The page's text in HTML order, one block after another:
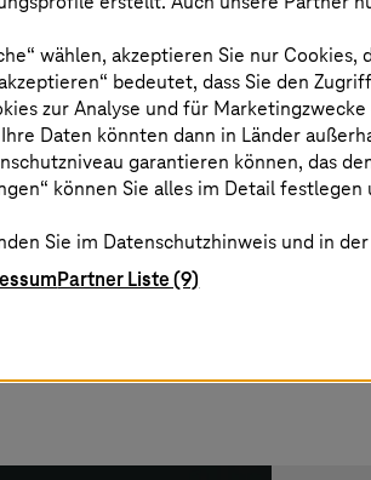
und Datenanalysen
sorgt für laufende
Management
nutzer- und
dank
und Lean-
wählen, akzeptieren Sie nur
bedeutet, dass Sie den
zur Analyse und für
Daten könnten dann in Länder
garantieren können, das
können Sie alles im Detail
Sie im Datenschutzhinweis und in
Partner Liste (9)